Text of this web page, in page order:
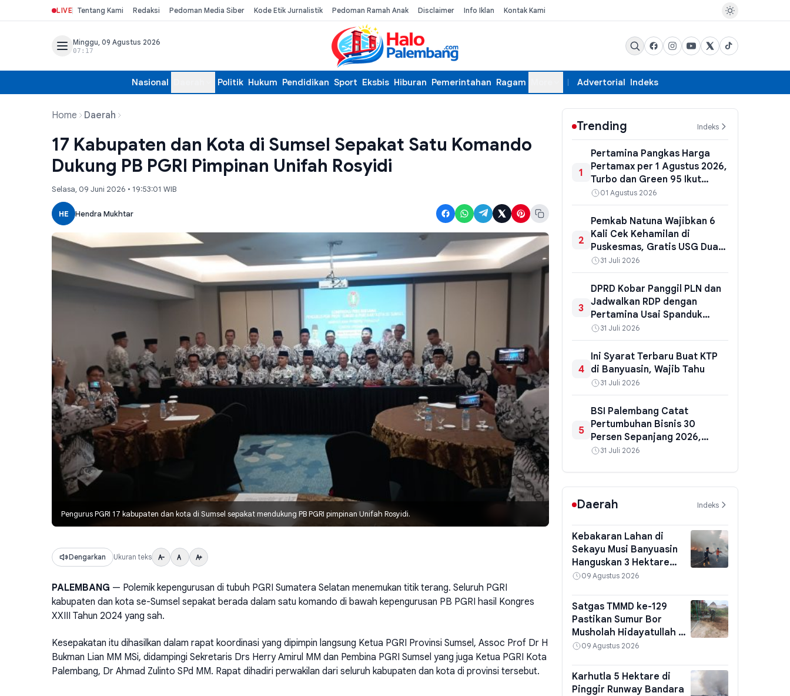
LIVE Tentang Kami Redaksi Pedoman Media Siber Kode Etik Jurnalistik Pedoman Ramah Anak Disclaimer Info Iklan Kontak Kami
Minggu, 09 Agustus 2026
07:17
Nasional Politik Hukum Pendidikan Sport Eksbis Hiburan Pemerintahan Ragam Advertorial Indeks
Home Daerah
17 Kabupaten dan Kota di Sumsel Sepakat Satu Komando
Dukung PB PGRI Pimpinan Unifah Rosyidi
Selasa, 09 Juni 2026 • 19:53:01 WIB
HE Hendra Mukhtar
Pengurus PGRI 17 kabupaten dan kota di Sumsel sepakat mendukung PB PGRI pimpinan Unifah Rosyidi.
Dengarkan Ukuran teks
PALEMBANG — Polemik kepengurusan di tubuh PGRI Sumatera Selatan menemukan titik terang. Seluruh PGRI
kabupaten dan kota se-Sumsel sepakat berada dalam satu komando di bawah kepengurusan PB PGRI hasil Kongres
XXIII Tahun 2024 yang sah.
Kesepakatan itu dihasilkan dalam rapat koordinasi yang dipimpin langsung Ketua PGRI Provinsi Sumsel, Assoc Prof Dr H
Bukman Lian MM MSi, didampingi Sekretaris Drs Herry Amirul MM dan Pembina PGRI Sumsel yang juga Ketua PGRI Kota
Palembang, Dr Ahmad Zulinto SPd MM. Rapat dihadiri perwakilan dari seluruh kabupaten dan kota di provinsi tersebut.
Trending Indeks
1
Pertamina Pangkas Harga
Pertamax per 1 Agustus 2026,
Turbo dan Green 95 Ikut
Turun
01 Agustus 2026
2
Pemkab Natuna Wajibkan 6
Kali Cek Kehamilan di
Puskesmas, Gratis USG Dua
Kali untuk Tekan Angka
Kematian Ibu dan Bayi
31 Juli 2026
3
DPRD Kobar Panggil PLN dan
Jadwalkan RDP dengan
Pertamina Usai Spanduk
Kritik Viral
31 Juli 2026
4
Ini Syarat Terbaru Buat KTP
di Banyuasin, Wajib Tahu
31 Juli 2026
5
BSI Palembang Catat
Pertumbuhan Bisnis 30
Persen Sepanjang 2026,
Pembiayaan Naik 34,6 Persen
31 Juli 2026
Daerah Indeks
Kebakaran Lahan di
Sekayu Musi Banyuasin
Hanguskan 3 Hektare
Semak di Dua Titik,
Tangan
09 Agustus 2026
Satgas TMMD ke-129
Pastikan Sumur Bor
Musholah Hidayatullah di
Talang Betutu Berfungsi
09 Agustus 2026
Karhutla 5 Hektare di
Pinggir Runway Bandara